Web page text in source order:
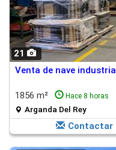
21
Venta de nave
1856 m² Hace 8 horas
Arganda Del Rey
Contactar